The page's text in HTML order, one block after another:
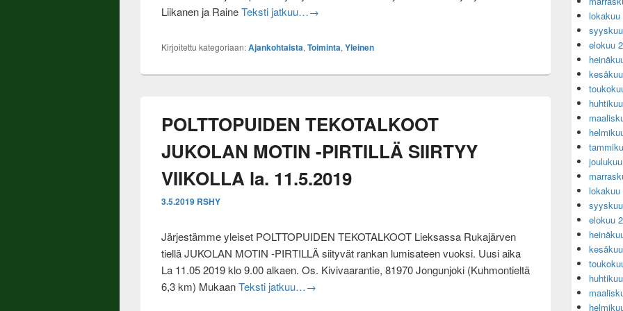
Liikanen ja RaineTeksti jatkuu…Veteraanit tapasivat Muurmannin partioretken merkeissä
→
Kirjoitettu kategoriaan:Ajankohtaista, Toiminta, Yleinen
POLTTOPUIDEN TEKOTALKOOT
JUKOLAN MOTIN -PIRTILLÄ SIIRTYY
VIIKOLLA la. 11.5.2019
3.5.2019 RSHY
Järjestämme yleiset POLTTOPUIDEN TEKOTALKOOT Lieksassa Rukajärven
tiellä JUKOLAN MOTIN -PIRTILLÄ siityvät rankan lumisateen vuoksi. Uusi aika
La 11.05 2019 klo 9.00 alkaen. Os. Kivivaarantie, 81970 Jongunjoki (Kuhmontieltä
6,3 km) MukaanTeksti jatkuu…POLTTOPUIDEN TEKOTALKOOT JUKOLAN MOTIN -PIRTILLÄ
→
lokakuu
elokuu
lokakuu
elokuu